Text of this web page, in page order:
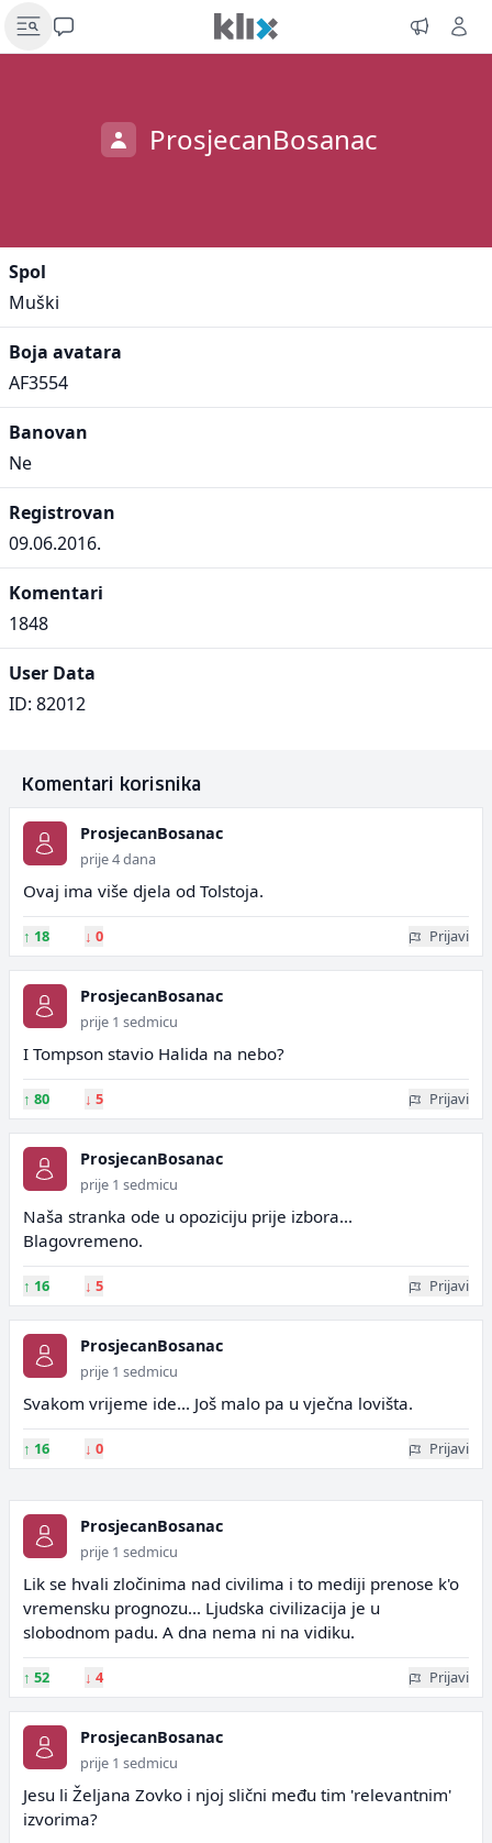
ProsjecanBosanac
Spol
Muški
Boja avatara
AF3554
Banovan
Ne
Registrovan
09.06.2016.
Komentari
1848
User Data
ID: 82012
Komentari korisnika
ProsjecanBosanac
prije 4 dana
Ovaj ima više djela od Tolstoja.
↑ 18 ↓ 0 Prijavi
ProsjecanBosanac
prije 1 sedmicu
I Tompson stavio Halida na nebo?
↑ 80 ↓ 5 Prijavi
ProsjecanBosanac
prije 1 sedmicu
Naša stranka ode u opoziciju prije izbora...
Blagovremeno.
↑ 16 ↓ 5 Prijavi
ProsjecanBosanac
prije 1 sedmicu
Svakom vrijeme ide... Još malo pa u vječna lovišta.
↑ 16 ↓ 0 Prijavi
ProsjecanBosanac
prije 1 sedmicu
Lik se hvali zločinima nad civilima i to mediji prenose k'o
vremensku prognozu... Ljudska civilizacija je u
slobodnom padu. A dna nema ni na vidiku.
↑ 52 ↓ 4 Prijavi
ProsjecanBosanac
prije 1 sedmicu
Jesu li Željana Zovko i njoj slični među tim 'relevantnim'
izvorima?